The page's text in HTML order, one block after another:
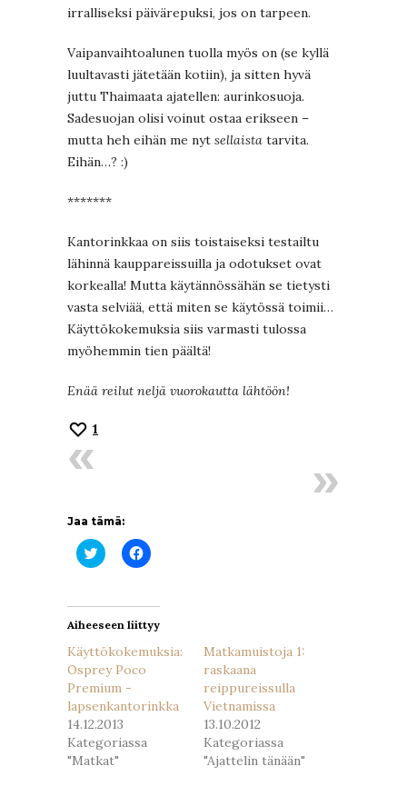
irralliseksi päivärepuksi, jos on tarpeen.
Vaipanvaihtoalunen tuolla myös on (se kyllä
luultavasti jätetään kotiin), ja sitten hyvä
juttu Thaimaata ajatellen: aurinkosuoja.
Sadesuojan olisi voinut ostaa erikseen –
mutta heh eihän me nyt sellaista tarvita.
Eihän…? :)
*******
Kantorinkkaa on siis toistaiseksi testailtu
lähinnä kauppareissuilla ja odotukset ovat
korkealla! Mutta käytännössähän se tietysti
vasta selviää, että miten se käytössä toimii…
Käyttökokemuksia siis varmasti tulossa
myöhemmin tien päältä!
Enää reilut neljä vuorokautta lähtöön!
1
Jaa tämä:
Jaa
Twitterissä(Avautuu
Jaa
Facebookissa(Avautuu
Aiheeseen liittyy
Käyttökokemuksia:
Osprey Poco
Premium -
lapsenkantorinkka
14.12.2013
Kategoriassa
"Matkat"
Matkamuistoja 1:
raskaana
reippureissulla
Vietnamissa
13.10.2012
Kategoriassa
"Ajattelin tänään"